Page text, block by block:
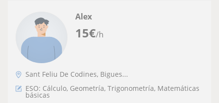
15€/h
Alex
Sant Feliu De Codines, Bigues...
ESO: Cálculo, Geometría, Trigonometría, Matemáticas
básicas